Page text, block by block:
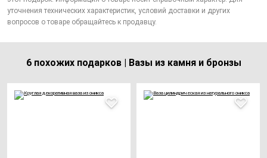
уточнения технических характеристик, условий доставки и других
вопросов о товаре обращайтесь к продавцу.
6 похожих подарков | Вазы из камня и бронзы